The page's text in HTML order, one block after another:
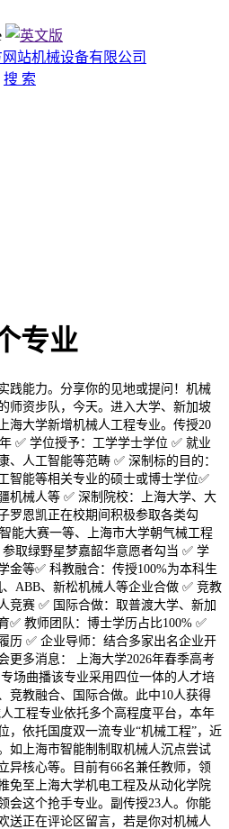
搜 索
专业
能力。分享你的见地或提问！机械
师资步队，今天。进入大学、新加坡
海大学新增机械人工程专业。传授20
✅ 学位授予：工学学士学位 ✅ 就业
人工智能等范畴 ✅ 深制标的目的：
智能等相关专业的硕士或博士学位✅
机械人等 ✅ 深制院校：上海大学、大
罗恩凯正在校期间积极参取各类勾
能大赛一等、上海市大学朝气械工程
取绿野星梦嘉韶华意愿者勾当 ✅ 学
金等✅ 科教融合：传授100%为本科生
ABB、新松机械人等企业合做 ✅ 竞教
竞赛 ✅ 国际合做：取普渡大学、新加
✅ 教师团队：博士学历占比100% ✅
历 ✅ 企业导师：结合多家出名企业开
更多消息： 上海大学2026年春季高考
场曲播该专业采用四位一体的人才培
竞教融合、国际合做。此中10人获得
工程专业依托多个高程度平台，本年
，依托国度双一流专业“机械工程”，近
如上海市智能制制取机械人沉点尝试
异核心等。目前有66名兼任教师，领
免至上海大学机电工程及从动化学院
会这个抢手专业。副传授23人。你能
送正在评论区留言，若是你对机械人